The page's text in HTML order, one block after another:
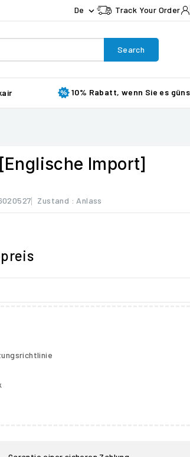
De  Track Your Order
Search
10% Rabatt, wenn Sie es
Import]
Zustand : Anlass